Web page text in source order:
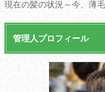
現在の髪の状況～今、薄
管理人プロフィール